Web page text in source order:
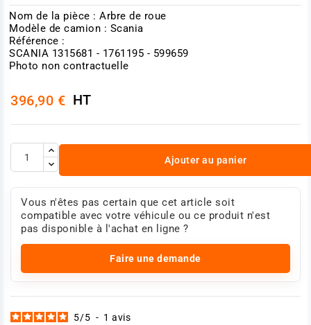
Nom de la pièce : Arbre de roue
Modèle de camion : Scania
Référence :
SCANIA 1315681 - 1761195 - 599659
Photo non contractuelle
396,90 € HT
Ajouter au panier
Vous n'êtes pas certain que cet article soit
compatible avec votre véhicule ou ce produit n'est
pas disponible à l'achat en ligne ?
Faire une demande
5/5 - 1 avis